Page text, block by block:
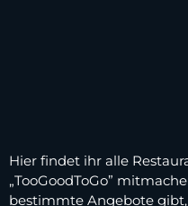
Hier findet ihr alle
„TooGoodToGo”
bestimmte Angebote